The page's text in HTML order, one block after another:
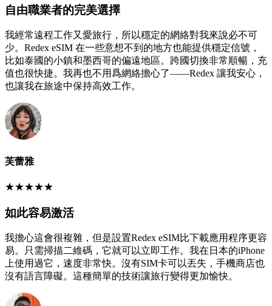
自由職業者的完美選擇
我經常遠程工作又愛旅行，所以穩定的網絡對我來說必不可
少。Redex eSIM 在一些意想不到的地方也能提供穩定信號，
比如泰國的小鎮和墨西哥的偏遠地區。跨國切換非常順暢，充
值也很快捷。我再也不用爲網絡擔心了——Redex 讓我安心，
也讓我在旅途中保持高效工作。
芙蕾雅
★★★★★
如此容易激活
我擔心這會很複雜，但是設置Redex eSIM比下載應用程序更容
易。只需掃描二維碼，它就可以立即工作。我在日本的iPhone
上使用過它，速度非常快。沒有SIM卡可以丟失，手機商店也
沒有語言障礙。這種簡單的技術讓旅行變得更加愉快。